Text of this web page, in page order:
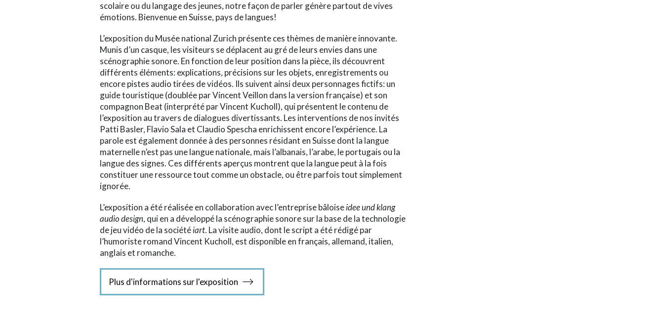
scolaire ou du langage des jeunes, notre façon de parler génère partout de vives
émotions. Bienvenue en Suisse, pays de langues!
L’exposition du Musée national Zurich présente ces thèmes de manière innovante.
Munis d’un casque, les visiteurs se déplacent au gré de leurs envies dans une
scénographie sonore. En fonction de leur position dans la pièce, ils découvrent
différents éléments: explications, précisions sur les objets, enregistrements ou
encore pistes audio tirées de vidéos. Ils suivent ainsi deux personnages fictifs: un
guide touristique (doublée par Vincent Veillon dans la version française) et son
compagnon Beat (interprété par Vincent Kucholl), qui présentent le contenu de
l’exposition au travers de dialogues divertissants. Les interventions de nos invités
Patti Basler, Flavio Sala et Claudio Spescha enrichissent encore l’expérience. La
parole est également donnée à des personnes résidant en Suisse dont la langue
maternelle n’est pas une langue nationale, mais l’albanais, l’arabe, le portugais ou la
langue des signes. Ces différents aperçus montrent que la langue peut à la fois
constituer une ressource tout comme un obstacle, ou être parfois tout simplement
ignorée.
L’exposition a été réalisée en collaboration avec l’entreprise bâloiseidee und klang
audio design, qui en a développé la scénographie sonore sur la base de la technologie
de jeu vidéo de la sociétéiart. La visite audio, dont le script a été rédigé par
l’humoriste romand Vincent Kucholl, est disponible en français, allemand, italien,
anglais et romanche.
Plus d'informations sur l'exposition